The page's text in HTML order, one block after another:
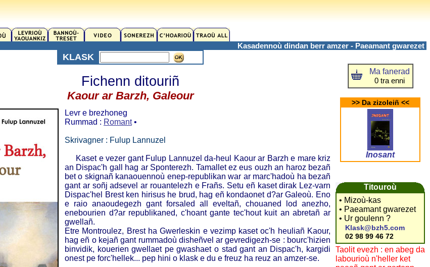
Kasadennoù dindan berr amzer - Paeamant gwarezet
KLASK
Fichenn ditouriñ
Kaour ar Barzh, Galeour
Levr e brezhoneg
Rummad : Romant•
Skrivagner : Fulup Lannuzel
Kaset e vezer gant Fulup Lannuzel da-heul Kaour ar Barzh e mare kriz
an Dispac'h gall hag ar Sponterezh. Tamallet ez eus ouzh an haroz bezañ
bet o skignañ kanaouennoù enep-republikan war ar marc'hadoù ha bezañ
gant ar soñj adsevel ar rouantelezh e Frañs. Setu eñ kaset dirak Lez-varn
Dispac'hel Brest ken hirisus he brud, hag eñ kondaonet d?ar Galeoù. Eno
e raio anaoudegezh gant forsaled all eveltañ, chouaned lod anezho,
enebourien d?ar republikaned, c'hoant gante tec'hout kuit an abretañ ar
gwellañ.
Etre Montroulez, Brest ha Gwerleskin e vezimp kaset oc'h heuliañ Kaour,
hag eñ o kejañ gant rummadoù disheñvel ar gevredigezh-se : bourc'hizien
binvidik, kouerien gwellaet pe gwashaet o stad gant an Dispac'h, kargidi
onest pe forc'hellek... pep hini o klask e du e freuz ha reuz an amzer-se.
Ma fanerad
0 tra enni
>> Da zizoleiñ <<
Inosant
Titouroù
• Mizoù-kas
• Paeamant gwarezet
• Ur goulenn ?
Klask@bzh5.com
02 98 99 46 72
Taolit evezh : en abeg da
labourioù n'heller ket